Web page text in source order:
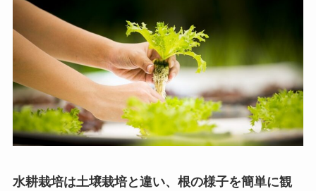
水耕栽培は土壌栽培と違い、根の様子を簡単に観